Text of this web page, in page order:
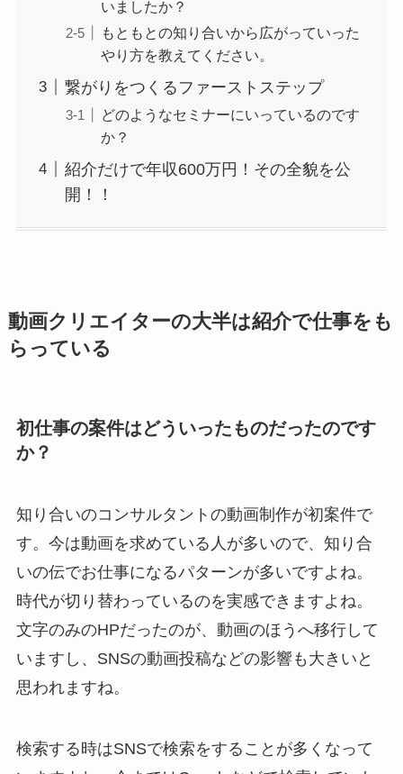
いましたか？
もともとの知り合いから広がっていった
やり方を教えてください。
繋がりをつくるファーストステップ
どのようなセミナーにいっているのです
か？
紹介だけで年収600万円！その全貌を公
開！！
動画クリエイターの大半は紹介で仕事をも
らっている
初仕事の案件はどういったものだったのです
か？
知り合いのコンサルタントの動画制作が初案件で
す。今は動画を求めている人が多いので、知り合
いの伝でお仕事になるパターンが多いですよね。
時代が切り替わっているのを実感できますよね。
文字のみのHPだったのが、動画のほうへ移行して
いますし、SNSの動画投稿などの影響も大きいと
思われますね。
検索する時はSNSで検索をすることが多くなって